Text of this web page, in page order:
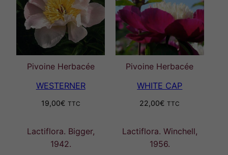
Pivoine Herbacée
WESTERNER
19,00€ TTC
Lactiflora. Bigger,
1942.
Pivoine Herbacée
WHITE CAP
22,00€ TTC
Lactiflora. Winchell,
1956.